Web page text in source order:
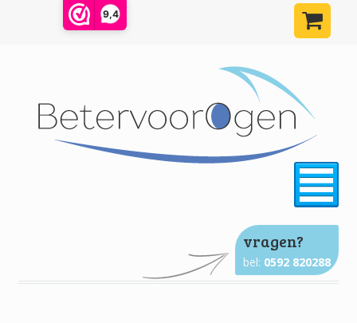
9,4
²
vragen?
bel: 0592 820288